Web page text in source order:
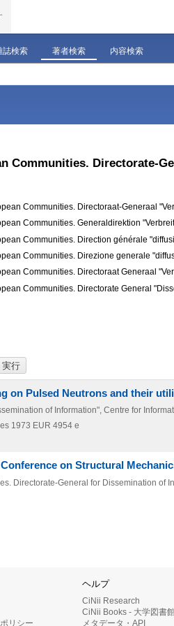
誌検索 著者検索 内容検索
Communities. Directorate-
Communities. Directoraat-Generaal
Communities. Generaldirektion
Communities. Direction générale
Communities. Direzione generale
Communities. Directoraat Generaal
Communities. Directorate General
on Pulsed Neutrons and their
of Information", Centre for
1973 EUR 4954 e
on Structural
Directorate-General for Dissemination of
リシー
ヘルプ
CiNii Research
CiNii Books - 大学図書
メタデータ・API